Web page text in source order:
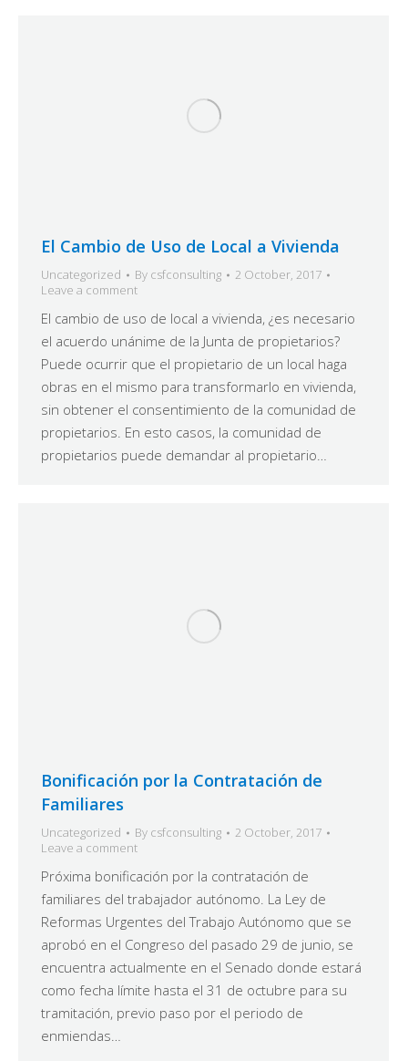
El Cambio de Uso de Local a Vivienda
Uncategorized By csfconsulting
2 October, 2017
Leave a comment
El cambio de uso de local a vivienda, ¿es necesario
el acuerdo unánime de la Junta de propietarios?
Puede ocurrir que el propietario de un local haga
obras en el mismo para transformarlo en vivienda,
sin obtener el consentimiento de la comunidad de
propietarios. En esto casos, la comunidad de
propietarios puede demandar al propietario…
Bonificación por la Contratación de
Familiares
Uncategorized By csfconsulting
2 October, 2017
Leave a comment
Próxima bonificación por la contratación de
familiares del trabajador autónomo. La Ley de
Reformas Urgentes del Trabajo Autónomo que se
aprobó en el Congreso del pasado 29 de junio, se
encuentra actualmente en el Senado donde estará
como fecha límite hasta el 31 de octubre para su
tramitación, previo paso por el periodo de
enmiendas…